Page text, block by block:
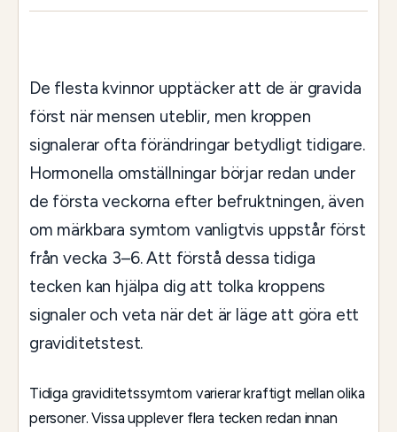
De flesta kvinnor upptäcker att de är gravida
först när mensen uteblir, men kroppen
signalerar ofta förändringar betydligt tidigare.
Hormonella omställningar börjar redan under
de första veckorna efter befruktningen, även
om märkbara symtom vanligtvis uppstår först
från vecka 3–6. Att förstå dessa tidiga
tecken kan hjälpa dig att tolka kroppens
signaler och veta när det är läge att göra ett
graviditetstest.
Tidiga graviditetssymtom varierar kraftigt mellan olika
personer. Vissa upplever flera tecken redan innan